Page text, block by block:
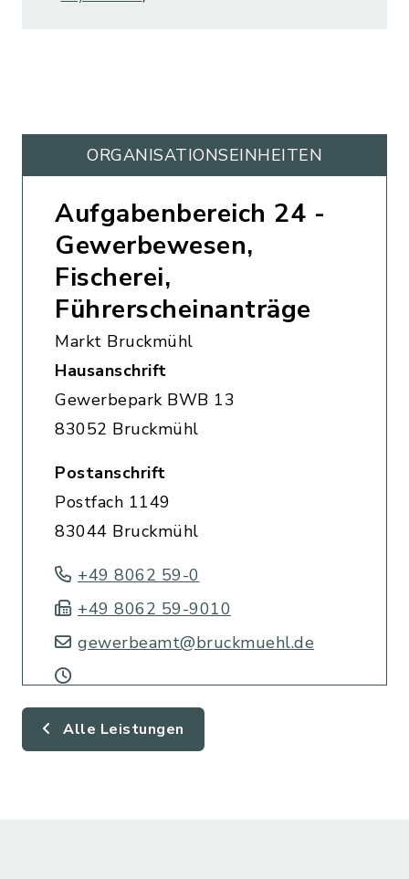
ORGANISATIONS­EINHEITEN
Aufgabenbereich 24 -
Gewerbewesen,
Fischerei,
Führerscheinanträge
Markt Bruckmühl
Hausanschrift
Gewerbepark BWB 13
83052 Bruckmühl
Postanschrift
Postfach 1149
83044 Bruckmühl
+49 8062 59-0
+49 8062 59-9010
gewerbeamt@bruckmuehl.de
Alle Leistungen